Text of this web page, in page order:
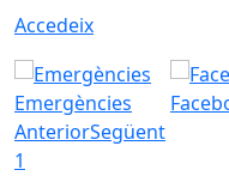
Accedeix
Emergències
AnteriorSegüent
1